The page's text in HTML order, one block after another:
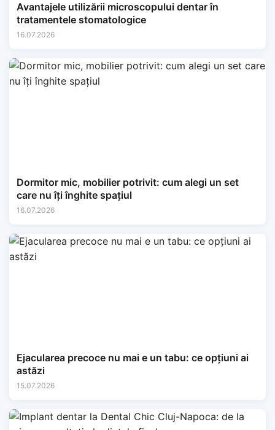
Avantajele utilizării microscopului dentar în
tratamentele stomatologice
16.07.2026
Dormitor mic, mobilier potrivit: cum alegi un set
care nu îți înghite spațiul
16.07.2026
Ejacularea precoce nu mai e un tabu: ce opțiuni ai
astăzi
15.07.2026